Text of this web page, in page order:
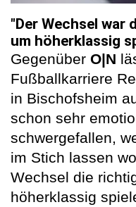
"Der Wechsel war
um höherklassig
Gegenüber O|N
Fußballkarriere
in Bischofsheim
schon sehr
schwergefallen,
im Stich lassen
Wechsel die
höherklassig